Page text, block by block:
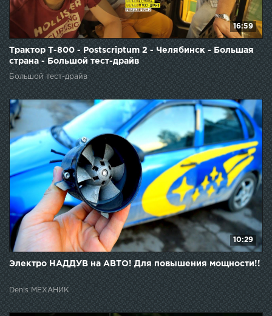
16:59
Трактор Т-800 - Postscriptum 2 - Челябинск - Большая
страна - Большой тест-драйв
Большой тест-драйв
10:29
Электро НАДДУВ на АВТО! Для повышения мощности!!
Denis МЕХАНИК